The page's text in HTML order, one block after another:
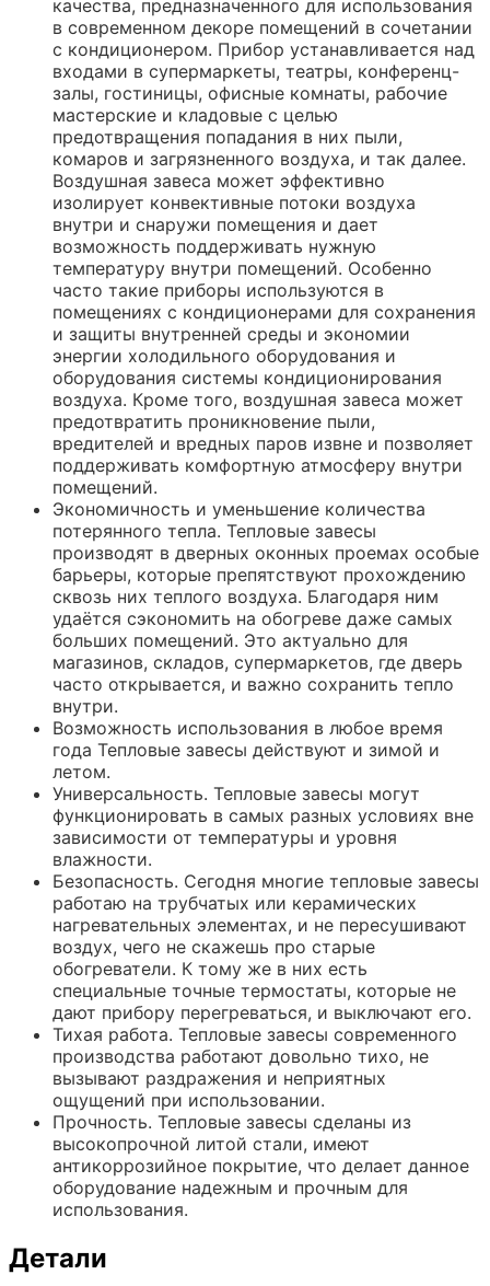
качества, предназначенного для использования
в современном декоре помещений в сочетании
с кондиционером. Прибор устанавливается над
входами в супермаркеты, театры, конференц-
залы, гостиницы, офисные комнаты, рабочие
мастерские и кладовые с целью
предотвращения попадания в них пыли,
комаров и загрязненного воздуха, и так далее.
Воздушная завеса может эффективно
изолирует конвективные потоки воздуха
внутри и снаружи помещения и дает
возможность поддерживать нужную
температуру внутри помещений. Особенно
часто такие приборы используются в
помещениях с кондиционерами для сохранения
и защиты внутренней среды и экономии
энергии холодильного оборудования и
оборудования системы кондиционирования
воздуха. Кроме того, воздушная завеса может
предотвратить проникновение пыли,
вредителей и вредных паров извне и позволяет
поддерживать комфортную атмосферу внутри
помещений.
Экономичность и уменьшение количества
потерянного тепла. Тепловые завесы
производят в дверных оконных проемах особые
барьеры, которые препятствуют прохождению
сквозь них теплого воздуха. Благодаря ним
удаётся сэкономить на обогреве даже самых
больших помещений. Это актуально для
магазинов, складов, супермаркетов, где дверь
часто открывается, и важно сохранить тепло
внутри.
Возможность использования в любое время
года Тепловые завесы действуют и зимой и
летом.
Универсальность. Тепловые завесы могут
функционировать в самых разных условиях вне
зависимости от температуры и уровня
влажности.
Безопасность. Сегодня многие тепловые завесы
работаю на трубчатых или керамических
нагревательных элементах, и не пересушивают
воздух, чего не скажешь про старые
обогреватели. К тому же в них есть
специальные точные термостаты, которые не
дают прибору перегреваться, и выключают его.
Тихая работа. Тепловые завесы современного
производства работают довольно тихо, не
вызывают раздражения и неприятных
ощущений при использовании.
Прочность. Тепловые завесы сделаны из
высокопрочной литой стали, имеют
антикоррозийное покрытие, что делает данное
оборудование надежным и прочным для
использования.
Детали